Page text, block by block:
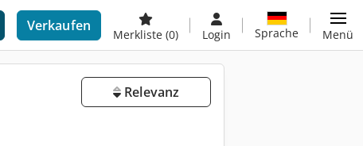
Verkaufen
Merkliste (0) Login Sprache Menü
Relevanz